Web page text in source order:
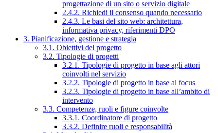
progettazione di un sito o servizio digitale
2.4.2. Richiedi il consenso quando necessario
2.4.3. Le basi del sito web: architettura,
informativa privacy, riferimenti DPO
3. Pianificazione, gestione e strategia
3.1. Obiettivi del progetto
3.2. Tipologie di progetti
3.2.1. Tipologie di progetto in base agli attori
coinvolti nel servizio
3.2.2. Tipologie di progetto in base al focus
3.2.3. Tipologie di progetto in base all’ambito di
intervento
3.3. Competenze, ruoli e figure coinvolte
3.3.1. Coordinatore di progetto
3.3.2. Definire ruoli e responsabilità